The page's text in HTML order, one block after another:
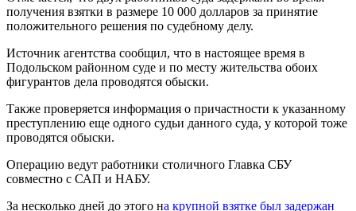
получения взятки в размере 10 000 долларов за принятие
положительного решения по судебному делу.
Источник агентства сообщил, что в настоящее время в
Подольском районном суде и по месту жительства обоих
фигурантов дела проводятся обыски.
Также проверяется информация о причастности к указанному
преступлению еще одного судьи данного суда, у которой тоже
проводятся обыски.
Операцию ведут работники столичного Главка СБУ
совместно с САП и НАБУ.
За несколько дней до этого на крупной взятке был задержан